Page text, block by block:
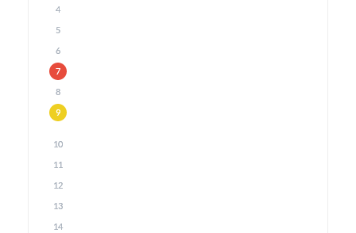
4
5
6
7
8
9
10
11
12
13
14